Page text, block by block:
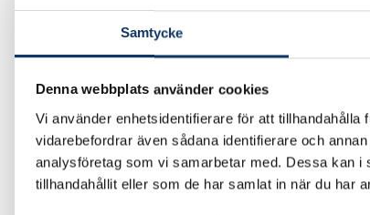
Samtycke
Denna webbplats använder cookies
Vi använder enhetsidentifierare för att
vidarebefordrar även sådana identifierare och
analysföretag som vi samarbetar med. Dessa kan
tillhandahållit eller som de har samlat in när du har